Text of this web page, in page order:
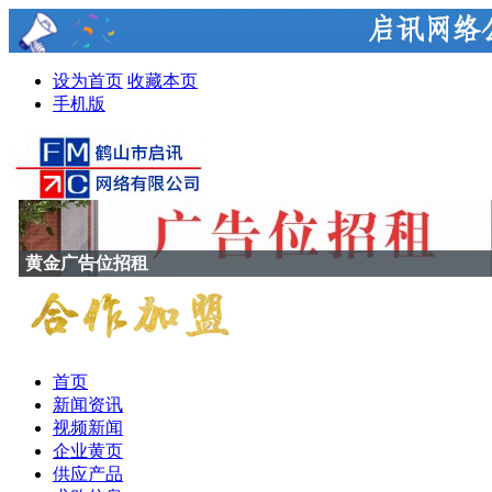
设为首页 收藏本页
手机版
黄金广告位招租
首页
新闻资讯
视频新闻
企业黄页
供应产品